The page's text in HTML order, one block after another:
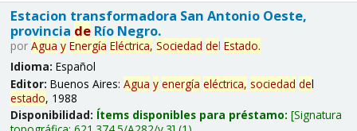
Estacion transformadora San Antonio Oeste,
provincia deRío Negro.
por Agua y Energía Eléctrica, Sociedad del Estado.
Idioma: Español
Editor: Buenos Aires: Agua y energía eléctrica, sociedad del
estado, 1988
Disponibilidad: Ítems disponibles para préstamo: Signatura